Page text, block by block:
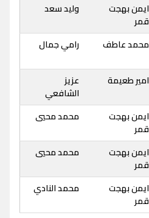
ايمن بهجت
قمر
وليد سعد
محمد عاطف رامي جمال
امير طعيمة
عزيز
الشافعي
ايمن بهجت
قمر
محمد محيي
ايمن بهجت
قمر
محمد محيي
ايمن بهجت
قمر
محمد النادي